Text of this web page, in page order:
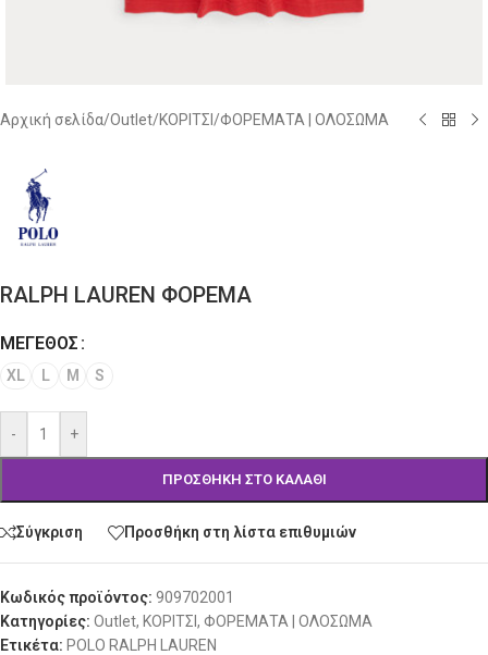
Αρχική σελίδα/Outlet/ΚΟΡΙΤΣΙ /ΦΟΡΕΜΑΤΑ | ΟΛΟΣΩΜΑ
RALPH LAUREN ΦΟΡΕΜΑ
ΜΈΓΕΘΟΣ
XL L M S
- +
ΠΡΟΣΘΉΚΗ ΣΤΟ ΚΑΛΆΘΙ
Alternative:
Σύγκριση Προσθήκη στη λίστα επιθυμιών
Κωδικός προϊόντος: 909702001
Κατηγορίες: Outlet, ΚΟΡΙΤΣΙ , ΦΟΡΕΜΑΤΑ | ΟΛΟΣΩΜΑ
Ετικέτα: POLO RALPH LAUREN